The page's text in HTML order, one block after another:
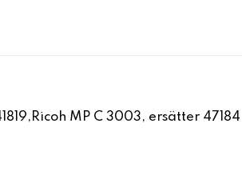
MP C 3003, ersätter 47184